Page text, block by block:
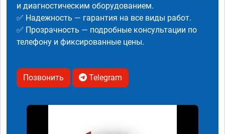
и диагностическим оборудованием.
✅ Надежность — гарантия на все виды работ.
✅ Прозрачность — подробные консультации по
телефону и фиксированные цены.
Позвонить Telegram